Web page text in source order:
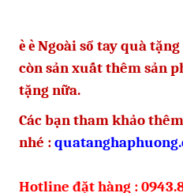
è èNgoài sổ tay quà
còn sản xuất thêm sản
tặng nữa.
Các bạn tham khảo
nhé :
Hotline đặt hàng :